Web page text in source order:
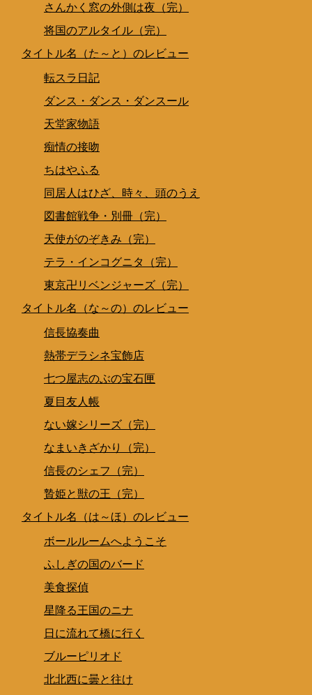
さんかく窓の外側は夜（完）
将国のアルタイル（完）
タイトル名（た～と）のレビュー
転スラ日記
ダンス・ダンス・ダンスール
天堂家物語
痴情の接吻
ちはやふる
同居人はひざ、時々、頭のうえ
図書館戦争・別冊（完）
天使がのぞきみ（完）
テラ・インコグニタ（完）
東京卍リベンジャーズ（完）
タイトル名（な～の）のレビュー
信長協奏曲
熱帯デラシネ宝飾店
七つ屋志のぶの宝石匣
夏目友人帳
ない嫁シリーズ（完）
なまいきざかり（完）
信長のシェフ（完）
贄姫と獣の王（完）
タイトル名（は～ほ）のレビュー
ボールルームへようこそ
ふしぎの国のバード
美食探偵
星降る王国のニナ
日に流れて橋に行く
ブルーピリオド
北北西に曇と往け